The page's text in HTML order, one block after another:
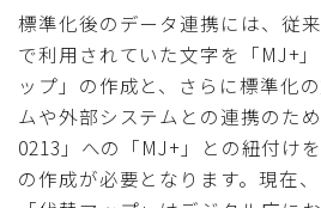
標準化後のデータ連携には、従
で利用されていた文字を「MJ+
ップ」の作成と、さらに標準化
ムや外部システムとの連携のた
0213」への「MJ+」との紐付け
の作成が必要となります。現在